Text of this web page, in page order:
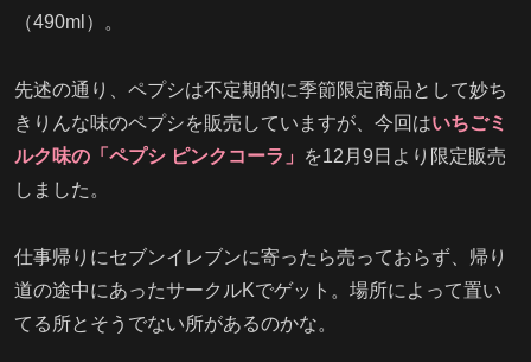
（490ml）。
先述の通り、ペプシは不定期的に季節限定商品として妙ち
きりんな味のペプシを販売していますが、今回はいちごミ
ルク味の「ペプシ ピンクコーラ」 を12月9日より限定販売
しました。
仕事帰りにセブンイレブンに寄ったら売っておらず、帰り
道の途中にあったサークルKでゲット。場所によって置い
てる所とそうでない所があるのかな。